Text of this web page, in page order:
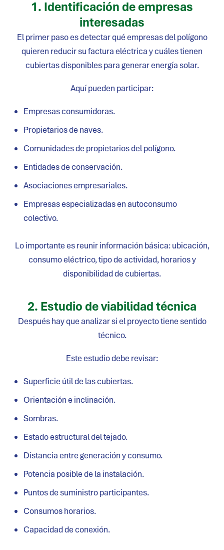
1. Identificación de empresas
interesadas
El primer paso es detectar qué empresas del polígono
quieren reducir su factura eléctrica y cuáles tienen
cubiertas disponibles para generar energía solar.
Aquí pueden participar:
Empresas consumidoras.
Propietarios de naves.
Comunidades de propietarios del polígono.
Entidades de conservación.
Asociaciones empresariales.
Empresas especializadas en autoconsumo
colectivo.
Lo importante es reunir información básica: ubicación,
consumo eléctrico, tipo de actividad, horarios y
disponibilidad de cubiertas.
2. Estudio de viabilidad técnica
Después hay que analizar si el proyecto tiene sentido
técnico.
Este estudio debe revisar:
Superficie útil de las cubiertas.
Orientación e inclinación.
Sombras.
Estado estructural del tejado.
Distancia entre generación y consumo.
Potencia posible de la instalación.
Puntos de suministro participantes.
Consumos horarios.
Capacidad de conexión.